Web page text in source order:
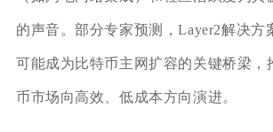
的声音。部分专家预测，Layer2解决方
可能成为比特币主网扩容的关键桥梁，
币市场向高效、低成本方向演进。